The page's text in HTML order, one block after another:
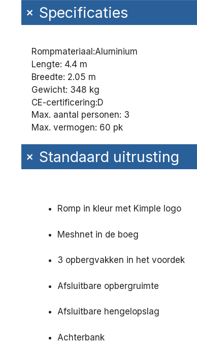
+Specificaties
Rompmateriaal:Aluminium
Lengte: 4.4 m
Breedte: 2.05 m
Gewicht: 348 kg
CE-certificering:D
Max. aantal personen: 3
Max. vermogen: 60 pk
+Standaard uitrusting
Romp in kleur met Kimple logo
Meshnet in de boeg
3 opbergvakken in het voordek
Afsluitbare opbergruimte
Afsluitbare hengelopslag
Achterbank